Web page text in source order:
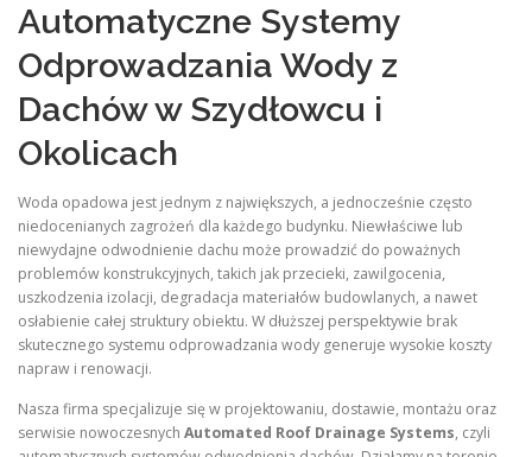
Automatyczne Systemy
Odprowadzania Wody z
Dachów w Szydłowcu i
Okolicach
Woda opadowa jest jednym z największych, a jednocześnie często
niedocenianych zagrożeń dla każdego budynku. Niewłaściwe lub
niewydajne odwodnienie dachu może prowadzić do poważnych
problemów konstrukcyjnych, takich jak przecieki, zawilgocenia,
uszkodzenia izolacji, degradacja materiałów budowlanych, a nawet
osłabienie całej struktury obiektu. W dłuższej perspektywie brak
skutecznego systemu odprowadzania wody generuje wysokie koszty
napraw i renowacji.
Nasza firma specjalizuje się w projektowaniu, dostawie, montażu oraz
serwisie nowoczesnych Automated Roof Drainage Systems, czyli